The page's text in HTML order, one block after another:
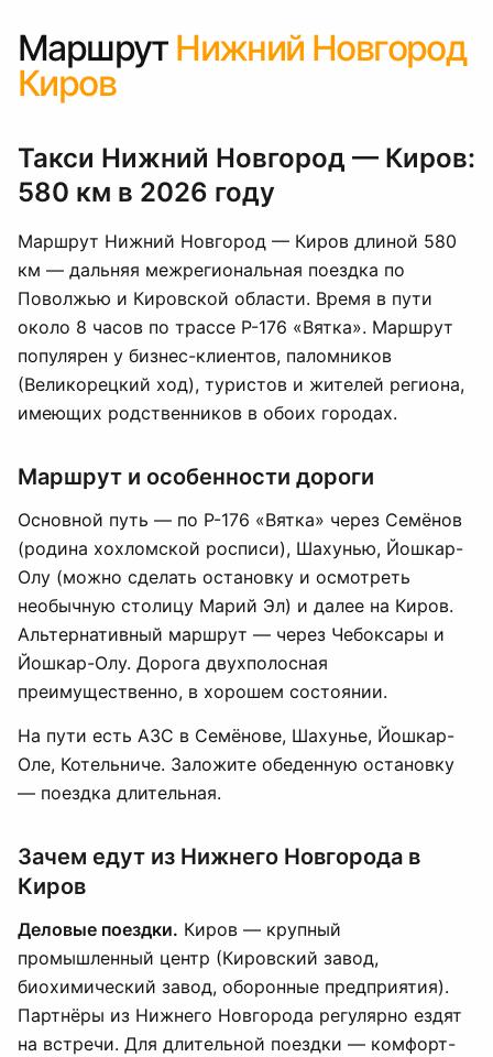
Маршрут Нижний Новгород
Киров
Такси Нижний Новгород — Киров:
580 км в 2026 году
Маршрут Нижний Новгород — Киров длиной 580
км — дальняя межрегиональная поездка по
Поволжью и Кировской области. Время в пути
около 8 часов по трассе Р-176 «Вятка». Маршрут
популярен у бизнес-клиентов, паломников
(Великорецкий ход), туристов и жителей региона,
имеющих родственников в обоих городах.
Маршрут и особенности дороги
Основной путь — по Р-176 «Вятка» через Семёнов
(родина хохломской росписи), Шахунью, Йошкар-
Олу (можно сделать остановку и осмотреть
необычную столицу Марий Эл) и далее на Киров.
Альтернативный маршрут — через Чебоксары и
Йошкар-Олу. Дорога двухполосная
преимущественно, в хорошем состоянии.
На пути есть АЗС в Семёнове, Шахунье, Йошкар-
Оле, Котельниче. Заложите обеденную остановку
— поездка длительная.
Зачем едут из Нижнего Новгорода в
Киров
Деловые поездки. Киров — крупный
промышленный центр (Кировский завод,
биохимический завод, оборонные предприятия).
Партнёры из Нижнего Новгорода регулярно ездят
на встречи. Для длительной поездки — комфорт-